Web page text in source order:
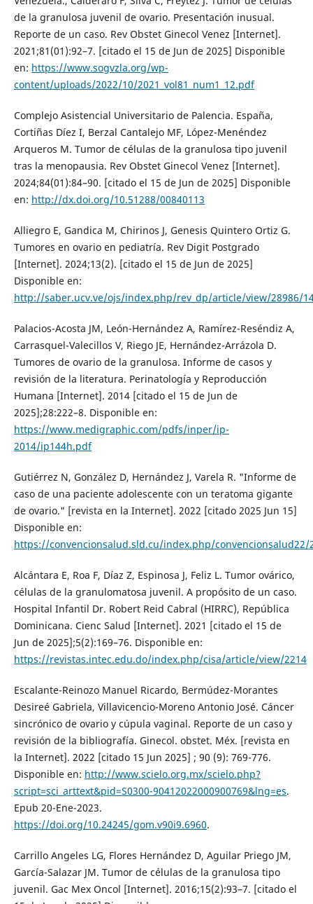
de la granulosa juvenil de ovario. Presentación inusual.
Reporte de un caso. Rev Obstet Ginecol Venez [Internet].
2021;81(01):92–7. [citado el 15 de Jun de 2025] Disponible
en: https://www.sogvzla.org/wp-
content/uploads/2022/10/2021_vol81_num1_12.pdf
Complejo Asistencial Universitario de Palencia. España,
Cortiñas Díez I, Berzal Cantalejo MF, López-Menéndez
Arqueros M. Tumor de células de la granulosa tipo juvenil
tras la menopausia. Rev Obstet Ginecol Venez [Internet].
2024;84(01):84–90. [citado el 15 de Jun de 2025] Disponible
en: http://dx.doi.org/10.51288/00840113
Alliegro E, Gandica M, Chirinos J, Genesis Quintero Ortiz G.
Tumores en ovario en pediatría. Rev Digit Postgrado
[Internet]. 2024;13(2). [citado el 15 de Jun de 2025]
Disponible en:
http://saber.ucv.ve/ojs/index.php/rev_dp/article/view/28986/
Palacios-Acosta JM, León-Hernández A, Ramírez-Reséndiz A,
Carrasquel-Valecillos V, Riego JE, Hernández-Arrázola D.
Tumores de ovario de la granulosa. Informe de casos y
revisión de la literatura. Perinatología y Reproducción
Humana [Internet]. 2014 [citado el 15 de Jun de
2025];28:222–8. Disponible en:
https://www.medigraphic.com/pdfs/inper/ip-
2014/ip144h.pdf
Gutiérrez N, González D, Hernández J, Varela R. "Informe de
caso de una paciente adolescente con un teratoma gigante
de ovario." [revista en la Internet]. 2022 [citado 2025 Jun 15]
Disponible en:
https://convencionsalud.sld.cu/index.php/
Alcántara E, Roa F, Díaz Z, Espinosa J, Feliz L. Tumor ovárico,
células de la granulomatosa juvenil. A propósito de un caso.
Hospital Infantil Dr. Robert Reid Cabral (HIRRC), República
Dominicana. Cienc Salud [Internet]. 2021 [citado el 15 de
Jun de 2025];5(2):169–76. Disponible en:
https://revistas.intec.edu.do/index.php/cisa/article/view/2214
Escalante-Reinozo Manuel Ricardo, Bermúdez-Morantes
Desireé Gabriela, Villavicencio-Moreno Antonio José. Cáncer
sincrónico de ovario y cúpula vaginal. Reporte de un caso y
revisión de la bibliografía. Ginecol. obstet. Méx. [revista en
la Internet]. 2022 [citado 15 Jun 2025] ; 90 (9): 769-776.
Disponible en: http://www.scielo.org.mx/scielo.php?
script=sci_arttext&pid=S0300-90412022000900769&lng=es.
Epub 20-Ene-2023.
https://doi.org/10.24245/gom.v90i9.6960.
Carrillo Angeles LG, Flores Hernández D, Aguilar Priego JM,
García-Salazar JM. Tumor de células de la granulosa tipo
juvenil. Gac Mex Oncol [Internet]. 2016;15(2):93–7. [citado el